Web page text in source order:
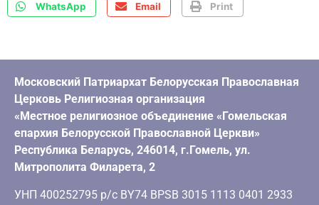
WhatsApp Email Print
Московский Патриархат Белорусская Православная
Церковь Религиозная организация
«Местное религиозное объединение «Гомельская
епархия Белорусской Православной Церкви»
Республика Беларусь, 246014, г.Гомель, ул.
Митрополита Филарета, 2
УНП 400252795 р/с BY74 BPSB 3015 1113 0401 2933